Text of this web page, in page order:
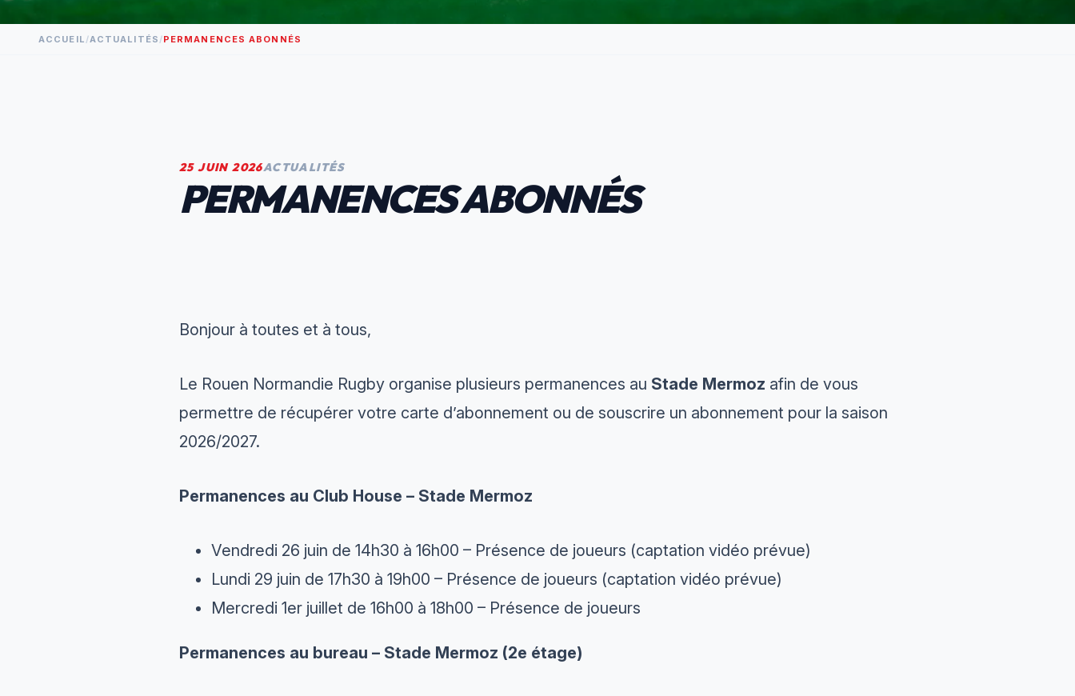
ACCUEIL /ACTUALITÉS /PERMANENCES ABONNÉS
25 JUIN 2026ACTUALITÉS
PERMANENCES ABONNÉS
Bonjour à toutes et à tous,
Le Rouen Normandie Rugby organise plusieurs permanences au Stade Mermoz afin de vous
permettre de récupérer votre carte d’abonnement ou de souscrire un abonnement pour la saison
2026/2027.
Permanences au Club House – Stade Mermoz
Vendredi 26 juin de 14h30 à 16h00 – Présence de joueurs (captation vidéo prévue)
Lundi 29 juin de 17h30 à 19h00 – Présence de joueurs (captation vidéo prévue)
Mercredi 1er juillet de 16h00 à 18h00 – Présence de joueurs
Permanences au bureau – Stade Mermoz (2e étage)